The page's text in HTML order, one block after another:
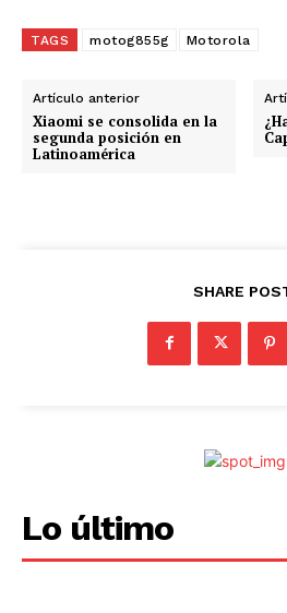
g
n
d
o
TAGS motog855g Motorola
Artículo anterior
Xiaomi se consolida en la
segunda posición en
Latinoamérica
SHARE
Lo último